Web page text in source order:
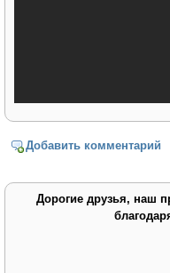
Добавить комментарий
Дорогие друзья, наш